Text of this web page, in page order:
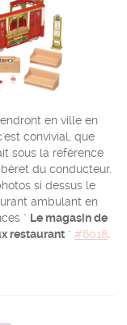
en ville en
convivial, que
sous la référence
du conducteur.
si dessus le
ambulant en
" Le magasin de
restaurant " #6018